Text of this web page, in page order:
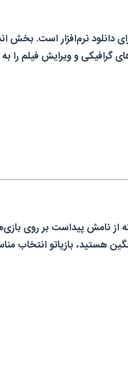
دانلود نرم‌افزار است. بخش
گرافیکی و ویرایش فیلم
از نامش پیداست بر روی
هستید، بازیاتو انتخاب